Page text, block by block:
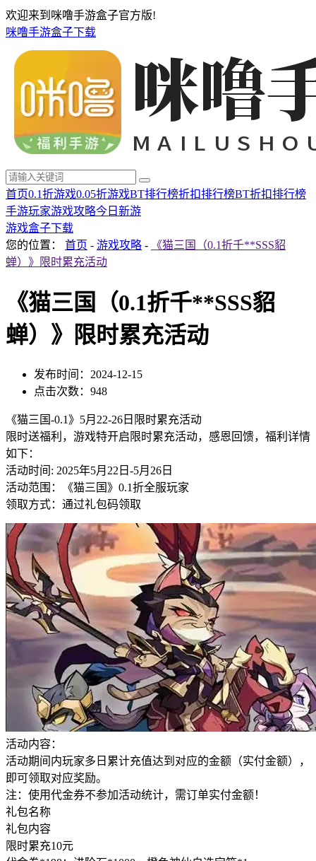
欢迎来到咪噜手游盒子官方版!
咪噜手游盒子下载
首页0.1折游戏0.05折游戏BT排行榜折扣排行榜BT折扣排行榜
手游玩家游戏攻略今日新游
游戏盒子下载
您的位置： 首页 - 游戏攻略 -
《猫三国（0.1折千**SSS貂
蝉）》限时累充活动
《猫三国（0.1折千**SSS貂
蝉）》限时累充活动
发布时间：2024-12-15
点击次数：948
《猫三国-0.1》5月22-26日限时累充活动
限时送福利，游戏特开启限时累充活动，感恩回馈，福利详情
如下：
活动时间: 2025年5月22日-5月26日
活动范围：《猫三国》0.1折全服玩家
领取方式：通过礼包码领取
活动内容：
活动期间内玩家多日累计充值达到对应的金额（实付金额），
即可领取对应奖励。
注：使用代金券不参加活动统计，需订单实付金额！
礼包名称
礼包内容
限时累充10元